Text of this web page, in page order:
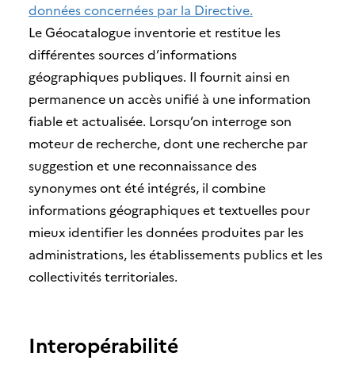
données concernées par la Directive.
Le Géocatalogue inventorie et restitue les
différentes sources d’informations
géographiques publiques. Il fournit ainsi en
permanence un accès unifié à une information
fiable et actualisée. Lorsqu’on interroge son
moteur de recherche, dont une recherche par
suggestion et une reconnaissance des
synonymes ont été intégrés, il combine
informations géographiques et textuelles pour
mieux identifier les données produites par les
administrations, les établissements publics et les
collectivités territoriales.
Interopérabilité